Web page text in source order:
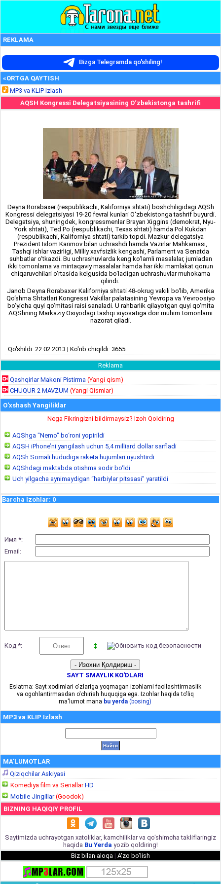
REKLAMA
Bizga Telegramda qo'shiling!
«ORTGA QAYTISH
MP3 va KLIP Izlash
AQSH Kongressi Delegatsiyasining O‘zbekistonga tashrifi
Deyna Rorabaxer (respublikachi, Kaliforniya shtati) boshchiligidagi AQSh
Kongressi delegatsiyasi 19-20 fevral kunlari O‘zbekistonga tashrif buyurdi.
Delegatsiya, shuningdek, kongressmenlar Brayan Xiggins (demokrat, Nyu-
York shtati), Ted Po (respublikachi, Texas shtati) hamda Pol Kukdan
(respublikachi, Kaliforniya shtati) tarkib topdi. Mazkur delegatsiya
Prezident Islom Karimov bilan uchrashdi hamda Vazirlar Mahkamasi,
Tashqi ishlar vazirligi, Milliy xavfsizlik kengashi, Parlament va Senatda
suhbatlar o‘tkazdi. Bu uchrashuvlarda keng ko‘lamli masalalar, jumladan
ikki tomonlama va mintaqaviy masalalar hamda har ikki mamlakat qonun
chiqaruvchilari o‘rtasida kelgusida bo‘ladigan uchrashuvlar muhokama
qilindi.
Janob Deyna Rorabaxer Kaliforniya shtati 48-okrug vakili bo‘lib, Amerika
Qo‘shma Shtatlari Kongressi Vakillar palatasining Yevropa va Yevroosiyo
bo‘yicha quyi qo‘mitasi raisi sanaladi. U rahbarlik qilayotgan quyi qo‘mita
AQShning Markaziy Osiyodagi tashqi siyosatiga doir muhim tomonlarni
nazorat qiladi.
Qo'shildi: 22.02.2013 | Ko'rib chiqildi: 3655
Reklama
Qashqirlar Makoni Pistirma (Yangi qism)
CHUQUR 2 MAVZUM (Yangi Qismlar)
O'xshash Yangiliklar
Nega Fikringizni bildirmaysiz? Izoh Qoldiring
AQShga "Nemo" bo‘roni yopirildi
AQSH iPhone’ni yangilash uchun 5,4 milliard dollar sarfladi
AQSh Somali hududiga raketa hujumlari uyushtirdi
AQShdagi maktabda otishma sodir bo‘ldi
Uch yilgacha aynimaydigan “harbiylar pitssasi” yaratildi
Barcha Izohlar: 0
Имя *:
Email:
Код *:
SAYT SMAYLIK KO'DLARI
Eslatma: Sayt xodimlari o'zlariga yoqmagan izohlarni faollashtirmaslik
va ogohlantirmasdan o'chirish huquqiga ega. Izohlar haqida to'liq
ma'lumot mana bu yerda (bosing)
MP3 va KLIP Izlash
MA'LUMOTLAR
Qiziqchilar Askiyasi
Komediya film va SeriallarHD
Mobile Jingillar(Goodok)
BIZNING HAQIQIY PROFIL
Saytimizda uchrayotgan xatoliklar, kamchiliklar va qo'shimcha takliflaringiz
haqida Bu Yerda yozib qoldiring!
Biz bilan aloqa | A'zo bo'lish